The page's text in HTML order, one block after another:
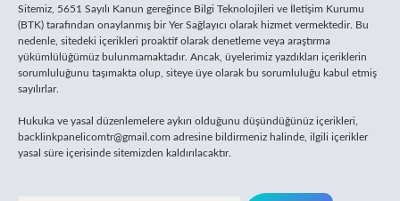
Sitemiz, 5651 Sayılı Kanun gereğince Bilgi Teknolojileri ve İletişim Kurumu
(BTK) tarafından onaylanmış bir Yer Sağlayıcı olarak hizmet vermektedir. Bu
nedenle, sitedeki içerikleri proaktif olarak denetleme veya araştırma
yükümlülüğümüz bulunmamaktadır. Ancak, üyelerimiz yazdıkları içeriklerin
sorumluluğunu taşımakta olup, siteye üye olarak bu sorumluluğu kabul etmiş
sayılırlar.
Hukuka ve yasal düzenlemelere aykırı olduğunu düşündüğünüz içerikleri,
backlinkpanelicomtr@gmail.com adresine bildirmeniz halinde, ilgili içerikler
yasal süre içerisinde sitemizden kaldırılacaktır.